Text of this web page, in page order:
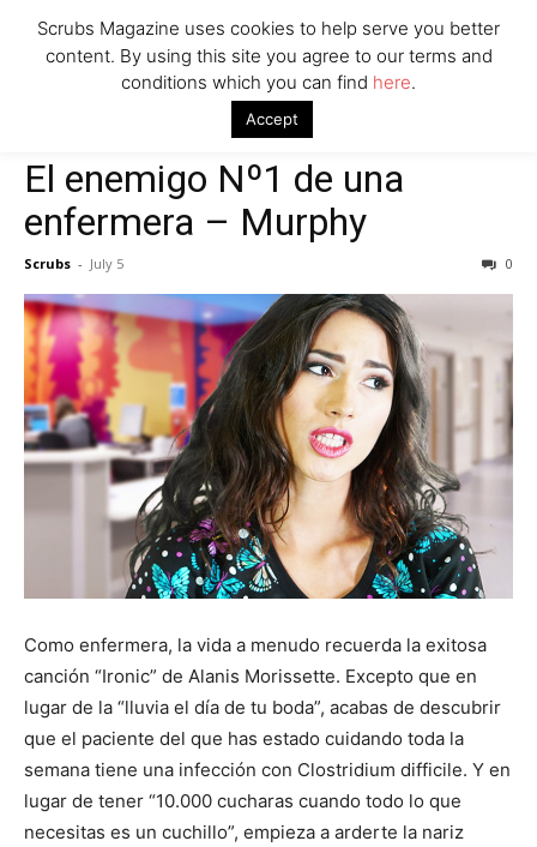
El enemigo Nº1 de una enfermera – Murphy
El enemigo Nº1 de una
enfermera – Murphy
Scrubs - July 5 0
Como enfermera, la vida a menudo recuerda la exitosa
canción “Ironic” de Alanis Morissette. Excepto que en
lugar de la “lluvia el día de tu boda”, acabas de descubrir
que el paciente del que has estado cuidando toda la
semana tiene una infección con Clostridium difficile. Y en
lugar de tener “10.000 cucharas cuando todo lo que
necesitas es un cuchillo”, empieza a arderte la nariz
Scrubs Magazine uses cookies to help serve you better
content. By using this site you agree to our terms and
conditions which you can find here.
Accept